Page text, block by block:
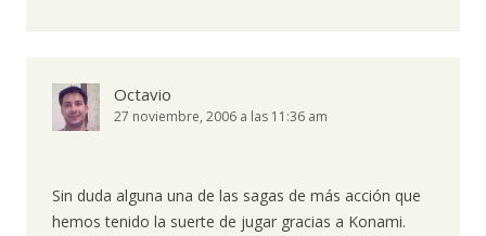
Octavio
27 noviembre, 2006 a las 11:36 am
Sin duda alguna una de las sagas de más acción que
hemos tenido la suerte de jugar gracias a Konami.